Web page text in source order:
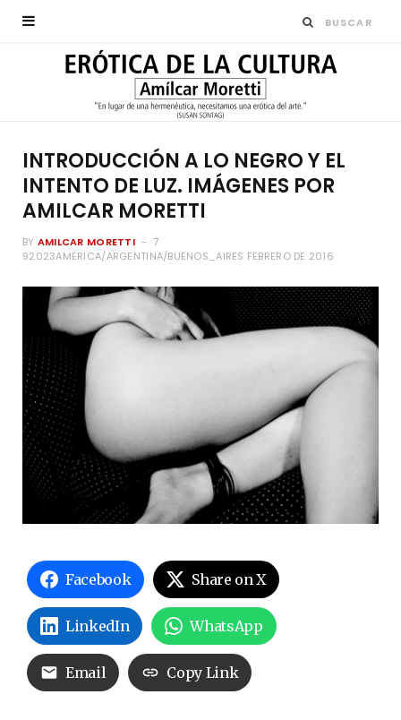
INTRODUCCIÓN A LO NEGRO Y EL
INTENTO DE LUZ. IMÁGENES POR
AMILCAR MORETTI
BY AMILCAR MORETTI
7
92023AMERICA/ARGENTINA/BUENOS_AIRES FEBRERO DE 2016
Facebook Share on X
LinkedIn WhatsApp
Email Copy Link